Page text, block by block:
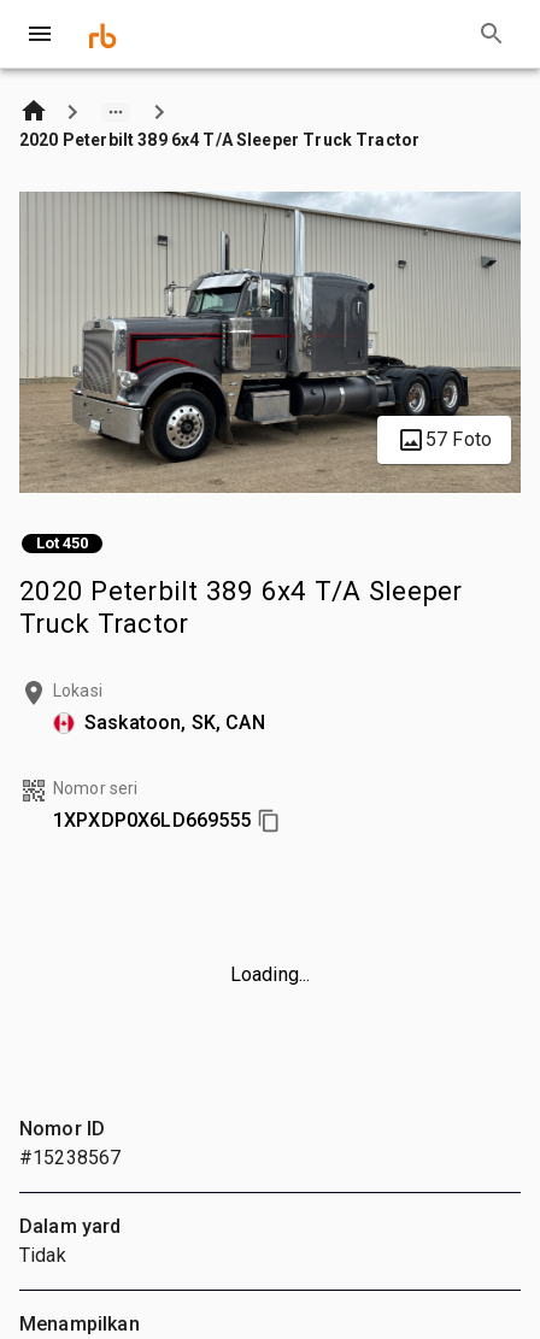
2020 Peterbilt 389 6x4 T/A Sleeper Truck Tractor
57 Foto
Lot 450
2020 Peterbilt 389 6x4 T/A Sleeper
Truck Tractor
Lokasi
Saskatoon, SK, CAN
Nomor seri
1XPXDP0X6LD669555
Loading...
Nomor ID
#15238567
Dalam yard
Tidak
Menampilkan